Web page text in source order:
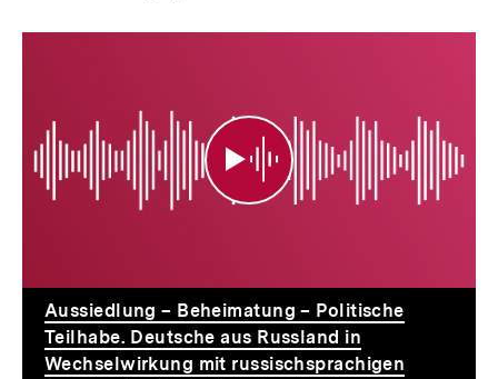
&
Eröffnungspodium
Aussiedlung – Beheimatung – Politische
Teilhabe. Deutsche aus Russland in
Wechselwirkung mit russischsprachigen